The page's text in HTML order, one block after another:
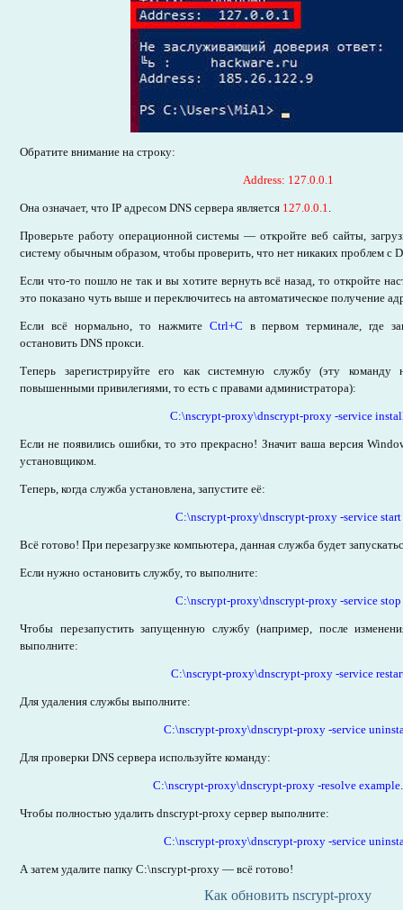
Обратите внимание на строку:
Address: 127.0.0.1
Она означает, что IP адресом DNS сервера является 127.0.0.1.
Проверьте работу операционной системы — откройте веб сайты,
систему обычным образом, чтобы проверить, что нет никаких проблем с
Если что-то пошло не так и вы хотите вернуть всё назад, то откройте
это показано чуть выше и переключитесь на автоматическое получение
Если всё нормально, то нажмите Ctrl+C в первом терминале, где
остановить DNS прокси.
Теперь зарегистрируйте его как системную службу (эту
повышенными привилегиями, то есть с правами администратора):
C:\nscrypt-proxy\dnscrypt-proxy -service
Если не появились ошибки, то это прекрасно! Значит ваша версия
установщиком.
Теперь, когда служба установлена, запустите её:
C:\nscrypt-proxy\dnscrypt-proxy -service start
Всё готово! При перезагрузке компьютера, данная служба будет
Если нужно остановить службу, то выполните:
C:\nscrypt-proxy\dnscrypt-proxy -service stop
Чтобы перезапустить запущенную службу (например, после
выполните:
C:\nscrypt-proxy\dnscrypt-proxy -service
Для удаления службы выполните:
C:\nscrypt-proxy\dnscrypt-proxy -service
Для проверки DNS сервера используйте команду:
C:\nscrypt-proxy\dnscrypt-proxy -resolve
Чтобы полностью удалить dnscrypt-proxy сервер выполните:
C:\nscrypt-proxy\dnscrypt-proxy -service
А затем удалите папку C:\nscrypt-proxy — всё готово!
Как обновить nscrypt-proxy